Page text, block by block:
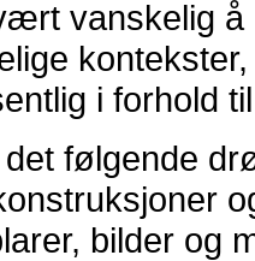
vanskelig å
i forhold
følgende
bilder og